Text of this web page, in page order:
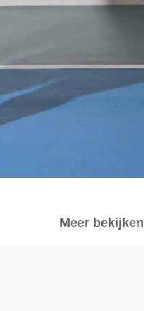
Meer bekijken